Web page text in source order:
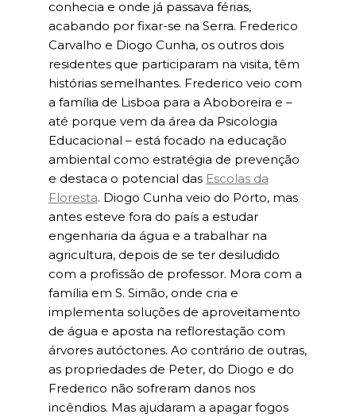
conhecia e onde já passava férias,
acabando por fixar-se na Serra. Frederico
Carvalho e Diogo Cunha, os outros dois
residentes que participaram na visita, têm
histórias semelhantes. Frederico veio com
a família de Lisboa para a Aboboreira e –
até porque vem da área da Psicologia
Educacional – está focado na educação
ambiental como estratégia de prevenção
e destaca o potencial das Escolas da
Floresta. Diogo Cunha veio do Porto, mas
antes esteve fora do país a estudar
engenharia da água e a trabalhar na
agricultura, depois de se ter desiludido
com a profissão de professor. Mora com a
família em S. Simão, onde cria e
implementa soluções de aproveitamento
de água e aposta na reflorestação com
árvores autóctones. Ao contrário de outras,
as propriedades de Peter, do Diogo e do
Frederico não sofreram danos nos
incêndios. Mas ajudaram a apagar fogos